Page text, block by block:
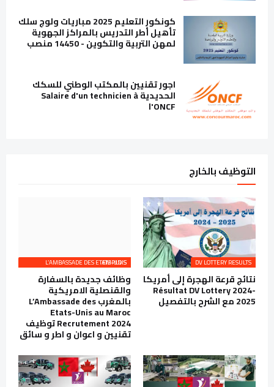
كونكور التعليم 2025 مباريات ولوج سلك
تأهيل أطر التدريس بالمراكز الجهوية
لمهن التربية والتكوين - 14450 منصب
اجور تقنيين بالمكتب الوطني للسكك
الحديدية Salaire d'un technicien à
l'ONCF
التوظيف بالخارج
DV LOTTERY RESULTS
نتائج قرعة الهجرة إلى أمريكا
Résultat DV Lottery 2024-
2025 مع الشرح بالتفصيل
L’AMBASSADE DES ETATS-UNIS EMPLOIS
وظائف جديدة بالسفارة
والقنصلية الامريكية
بالمغرب L’Ambassade des
Etats-Unis au Maroc
Recrutement 2024 توظيف
تقنيين و اعوان و اطر و سائق